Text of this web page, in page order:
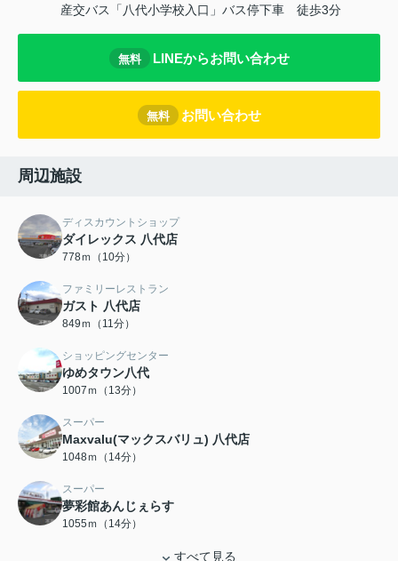
産交バス「八代小学校入口」バス停下車 徒歩3分
無料 LINEからお問い合わせ
無料 お問い合わせ
周辺施設
ディスカウントショップ
ダイレックス 八代店
778ｍ（10分）
ファミリーレストラン
ガスト 八代店
849ｍ（11分）
ショッピングセンター
ゆめタウン八代
1007ｍ（13分）
スーパー
Maxvalu(マックスバリュ) 八代店
1048ｍ（14分）
スーパー
夢彩館あんじぇらす
1055ｍ（14分）
すべて見る